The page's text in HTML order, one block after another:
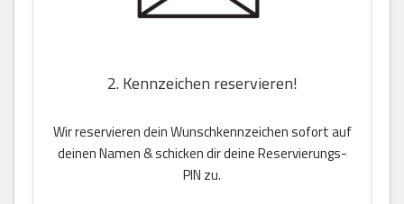
2. Kennzeichen reservieren!
Wir reservieren dein Wunschkennzeichen sofort auf
deinen Namen & schicken dir deine Reservierungs-
PIN zu.